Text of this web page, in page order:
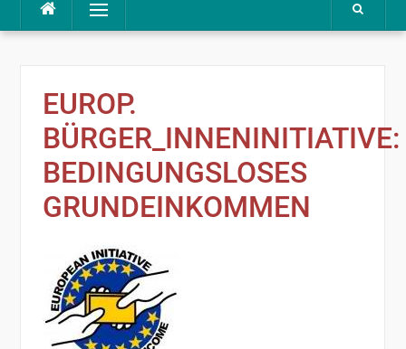
Inhalt
Menü
EUROP.
BÜRGER_INNENINITIATIVE:
BEDINGUNGSLOSES
GRUNDEINKOMMEN